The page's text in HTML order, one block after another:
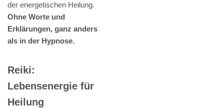
der energetischen Heilung.
Ohne Worte und
Erklärungen, ganz anders
als in der Hypnose.
Reiki:
Lebensenergie für
Heilung